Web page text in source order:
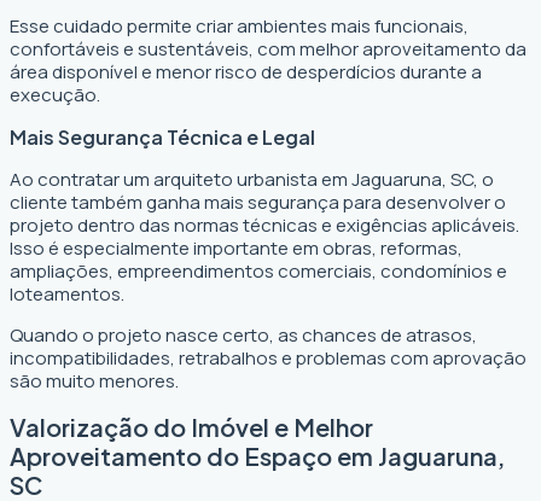
Esse cuidado permite criar ambientes mais funcionais,
confortáveis e sustentáveis, com melhor aproveitamento da
área disponível e menor risco de desperdícios durante a
execução.
Mais Segurança Técnica e Legal
Ao contratar um arquiteto urbanista em Jaguaruna, SC, o
cliente também ganha mais segurança para desenvolver o
projeto dentro das normas técnicas e exigências aplicáveis.
Isso é especialmente importante em obras, reformas,
ampliações, empreendimentos comerciais, condomínios e
loteamentos.
Quando o projeto nasce certo, as chances de atrasos,
incompatibilidades, retrabalhos e problemas com aprovação
são muito menores.
Valorização do Imóvel e Melhor
Aproveitamento do Espaço em Jaguaruna,
SC